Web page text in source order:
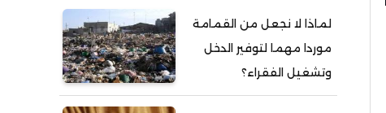
لماذا لا نجعل من القمامة
موردا مهما لتوفير الدخل
وتشغيل الفقراء؟